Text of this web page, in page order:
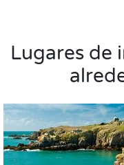
Lugares de